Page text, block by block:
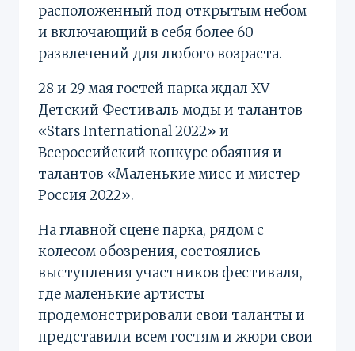
расположенный под открытым небом
и включающий в себя более 60
развлечений для любого возраста.
28 и 29 мая гостей парка ждал XV
Детский Фестиваль моды и талантов
«Stars International 2022» и
Всероссийский конкурс обаяния и
талантов «Маленькие мисс и мистер
Россия 2022».
На главной сцене парка, рядом с
колесом обозрения, состоялись
выступления участников фестиваля,
где маленькие артисты
продемонстрировали свои таланты и
представили всем гостям и жюри свои